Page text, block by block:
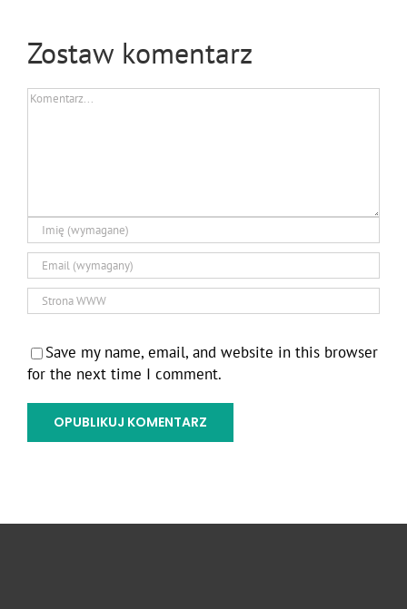
Zostaw komentarz
Comment
Save my name, email, and website in this browser
for the next time I comment.